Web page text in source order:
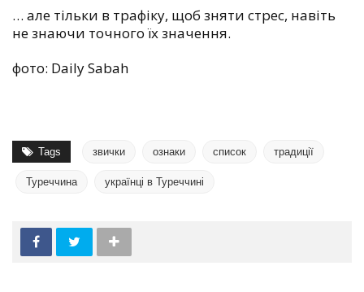
… але тільки в трафіку, щоб зняти стрес, навіть
не знаючи точного їх значення.
фото: Daily Sabah
Tags звички ознаки список традиції
Туреччина українці в Туреччині